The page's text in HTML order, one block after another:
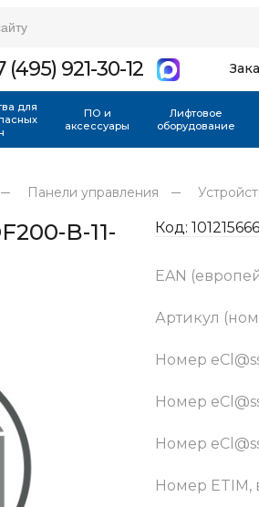
(495) 921-30-12
для
ПО и
аксессуары
Лифтовое
оборудование
Панели управления
B-11-
Код: 101215666
EAN
Артикул
Номер
Номер
Номер
Номер ETIM,